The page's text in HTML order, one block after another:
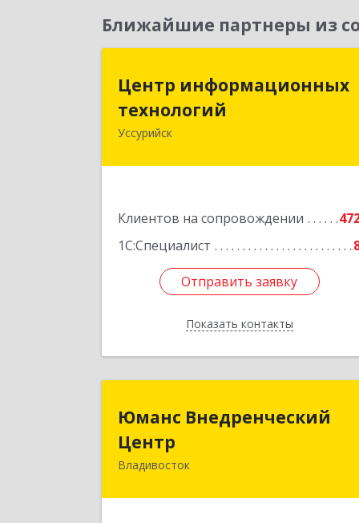
Ближайшие партнеры из
Центр информационных
технологий
Уссурийск
Клиентов на сопровождении
1С:Специалист
Отправить заявку
Показать контакты
Центр информационных
технологий
692512, Приморский край, Уссурийск
Отправить заявку
Назад
Юманс Внедренческий
Центр
Владивосток
Юманс Внедренческий
Центр